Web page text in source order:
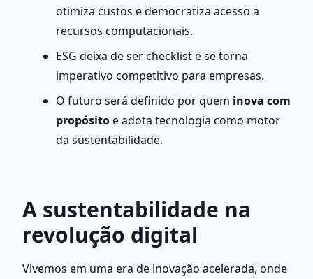
otimiza custos e democratiza acesso a
recursos computacionais.
ESG deixa de ser checklist e se torna
imperativo competitivo para empresas.
O futuro será definido por quem inova com
propósito e adota tecnologia como motor
da sustentabilidade.
A sustentabilidade na
revolução digital
Vivemos em uma era de inovação acelerada, onde